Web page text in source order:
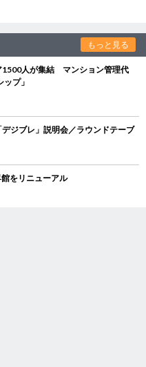
もっと見る
1500人が集結 マンション管理代
プ」
ジブレ」説明会／ラウンドテーブ
をリニューアル